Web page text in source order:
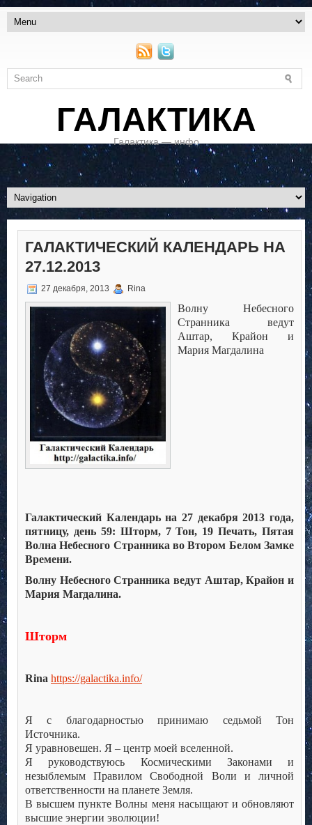
ГАЛАКТИКА
Галактика — инфо
ГАЛАКТИЧЕСКИЙ КАЛЕНДАРЬ НА
27.12.2013
27 декабря, 2013 Rina
Волну Небесного
Странника ведут
Аштар, Крайон и
Мария Магдалина
Галактический Календарь на 27 декабря 2013 года,
пятницу, день 59: Шторм, 7 Тон, 19 Печать, Пятая
Волна Небесного Странника во Втором Белом Замке
Времени.
Волну Небесного Странника ведут Аштар, Крайон и
Мария Магдалина.
Шторм
Rina https://galactika.info/
Я с благодарностью принимаю седьмой Тон
Источника.
Я уравновешен. Я – центр моей вселенной.
Я руководствуюсь Космическими Законами и
незыблемым Правилом Свободной Воли и личной
ответственности на планете Земля.
В высшем пункте Волны меня насыщают и обновляют
высшие энергии эволюции!